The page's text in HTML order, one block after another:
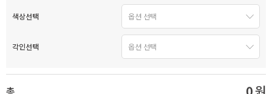
색상선택
각인선택
총